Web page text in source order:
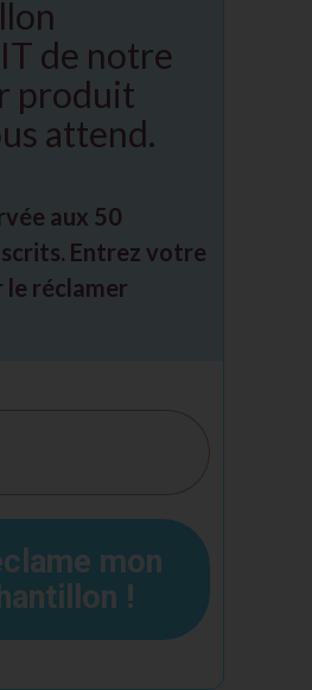
de notre
produit
attend.
aux 50
Entrez votre
le réclamer
mon
!